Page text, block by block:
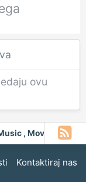
ovu
, Moving
Kontaktiraj nas